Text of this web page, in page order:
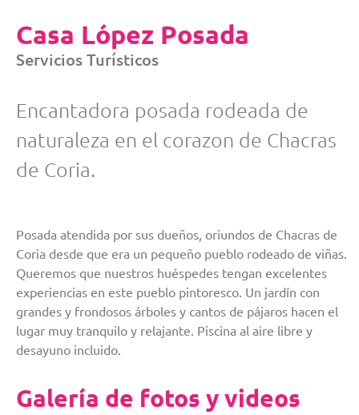
Casa López Posada
Servicios Turísticos
Encantadora posada rodeada de
naturaleza en el corazon de Chacras
de Coria.
Posada atendida por sus dueños, oriundos de Chacras de
Coria desde que era un pequeño pueblo rodeado de viñas.
Queremos que nuestros huéspedes tengan excelentes
experiencias en este pueblo pintoresco. Un jardín con
grandes y frondosos árboles y cantos de pájaros hacen el
lugar muy tranquilo y relajante. Piscina al aire libre y
desayuno incluido.
Galería de fotos y videos